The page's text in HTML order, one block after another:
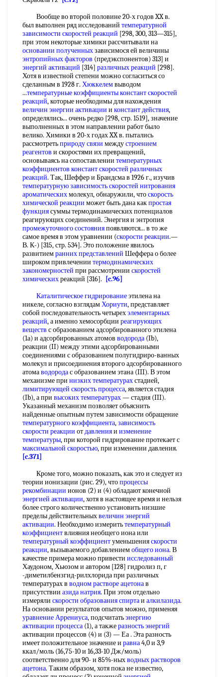
Вообще во второй половине 20-х годов XX в.
был выполнен ряд исследований температурной
зависимости скоростей реакций [298, 300, 313—315],
при этом некоторые химики рассчитывали на
основании полученныхзависимося ей величины
энтропийных факторов (предэкспонентов) 313] и
энергий активаций [314] различных реакций [298].
Хотя в известной степени можно согласиться со
сделанным в 1928 г. Хюккелемвыводом
...температурные коэффициенты констант скоростей
реакций, которые необходимы для нахождения
величин энергии активации и констант действия,
определялись... очень редко [298, стр. 1519], значение
выполненных в этом направлении работ было
велико. Химики в 20-х годах XX в. пытались
рассмотретьприроду связи междустроением
реагентов и скоростями их превращений,
основываясь на сопоставлении температурных
коэффициентов констант скоростей различных
реакций. Так, Шеффер и Брандсма в 1926 г., изучив
температурную зависимость скоростей нитрования
ароматическихмолекул, обнаружили, чтоскорость
химической реакции может быть дана какпростая
функциясуммы термодинамических потенциалов
реагирующих соединений. Энергия и энтропия
промежуточного состоянияпоявляются... в то же
самое время в этом уравнении (скорости реакции.—
В. К-) [315, стр. 534]. Это положение явилось
развитиемранних представлений Шеффера о более
широком привлечении термодинамических
закономерностей при рассмотрении скоростей
химическихреакций [316].
[c.96]
Каталитическое гидрированиеэтилена на
никеле, согласно взглядамХориути, представляет
собой последовательность четырехэлементарных
реакций, а именно хемосорбции реагирующих
веществ с образованием адсорбированного этилена
(1а) и адсорбированных атомов водорода (Ib),
реакции (II) между этими адсорбированными
соединениями с образованием полугидриро-ванных
молекул и присоединения второго адсорбированного
атомаводородас образованием этана (III). В этом
механизме при низких температурахстадией,
лимитирующей скорость процесса, является стадия
(Ib), а при высоких температурах— стадия (III).
Указанный механизм позволяет объяснить
найденные опытным путем зависимости обращение
температурного коэффициента,зависимость
скорости реакции отдавленияи изменение
температуры, при которой гидрирование протекает с
максимальной скоростью, при изменении давления.
[c.371]
Кроме того, можно показать, как это и следует из
теории ионизации (рис. 29), чтопроцессы
рекомбинации ионов (2) и (4) обладают конечной
энергией активации, хотя в настоящее время и нельзя
более строго количественно установить низшие
пределы действительныхвеличин энергий
активации. Необходимо измеритьтемпературный
коэффициентвлияния необщего иона или
температурный коэффициентуменьшенияскорости
реакции, вызываемого добавлениемобщего иона. В
качестве примера можно привести исследованный
Хаудоном, Хьюзом и автором [128] гидролиз п, г
-диметилбензгид-рилхлорида при различных
температурах в водном растворе ацетонав
присутствии азида натрия. При этом отдельно
измеряли скорости образованияспиртаи алкилазида.
На основании результатов опытов можно, применяя
уравнение Аррениуса, подсчитатьэнергию
активации процесса (1), а такжеразность энергий
активации процессов (4) и (3) — Еа . Эта разность
имеет положительное значение и равна4,0 и 3,9
ккал/моль (16,75-10 и 16,33-10 Дж/моль)
соответственно для 90- и 85%-ныхводных растворов
ацетона. Таким образом, хотя пока не известно,